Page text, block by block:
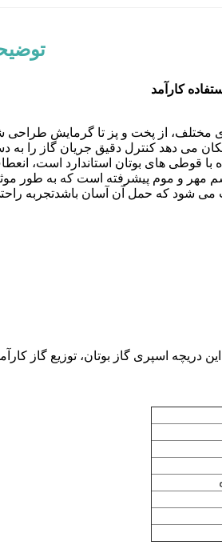
کارآمد
مختلف، از پخت و پز تا گرمایش
می دهد کنترل دقیق جریان گاز را به
قوطی های بوتان استاندارد است،
مهر و موم پیشرفته است که به طور
شود که حمل آن آسان باشدتجربه راحتی
دریچه اسپری گاز بوتان، توزیع گاز